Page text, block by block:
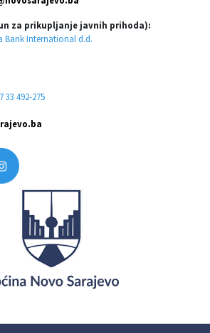
za prikupljanje javnih prihoda):
Bank International d.d.
33 492-275